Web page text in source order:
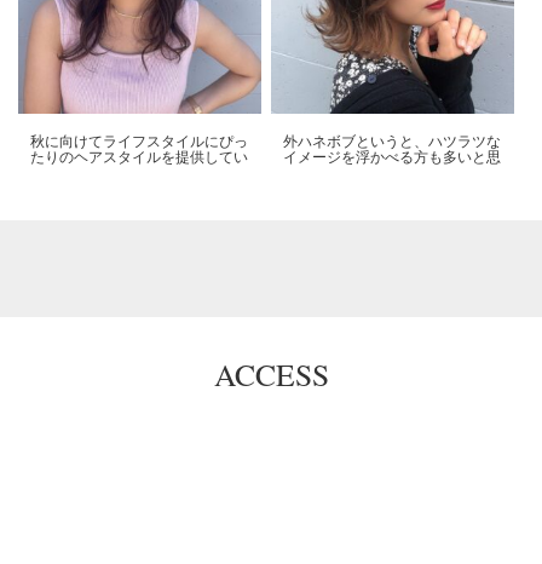
秋に向けてライフスタイルにぴっ
たりのヘアスタイルを提供してい
外ハネボブというと、ハツラツな
イメージを浮かべる方も多いと思
ACCESS